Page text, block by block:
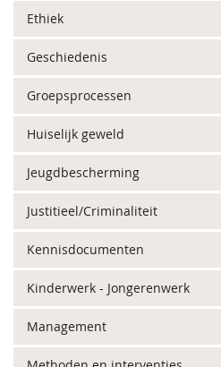
Ethiek
Geschiedenis
Groepsprocessen
Huiselijk geweld
Jeugdbescherming
Justitieel/Criminaliteit
Kennisdocumenten
Kinderwerk - Jongerenwerk
Management